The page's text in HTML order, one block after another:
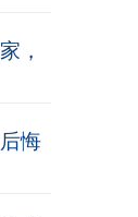
，
悔